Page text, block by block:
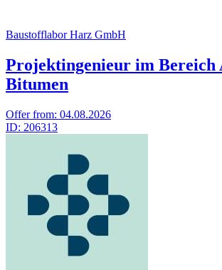
Baustofflabor Harz GmbH
Projektingenieur im Bereich
Bitumen
Offer from: 04.08.2026
ID: 206313